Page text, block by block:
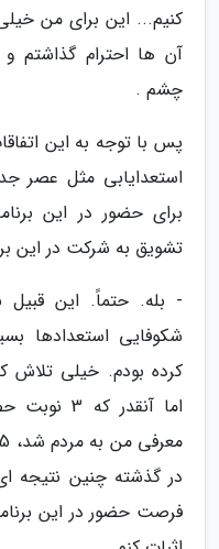
کنیم... این برای من
آن ها احترام گذاشتم
چشم .
پس با توجه به این
استعدایابی مثل عصر
برای حضور در این
تشویق به شرکت در این
- بله. حتماً. این
شکوفایی استعدادها
کرده بودم. خیلی تلاش
اما آنقدر
در گذشته چنین نتیجه
فرصت حضور در این